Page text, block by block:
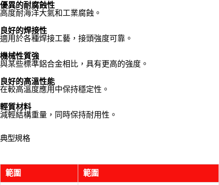
優異的耐腐蝕性
高度耐海洋大氣和工業腐蝕。
良好的焊接性
適用於各種焊接工藝，接頭強度可靠。
機械性質強
與某些標準鋁合金相比，具有更高的強度。
良好的高溫性能
在較高溫度應用中保持穩定性。
輕質材料
減輕結構重量，同時保持耐用性。
典型規格
範圍 範圍